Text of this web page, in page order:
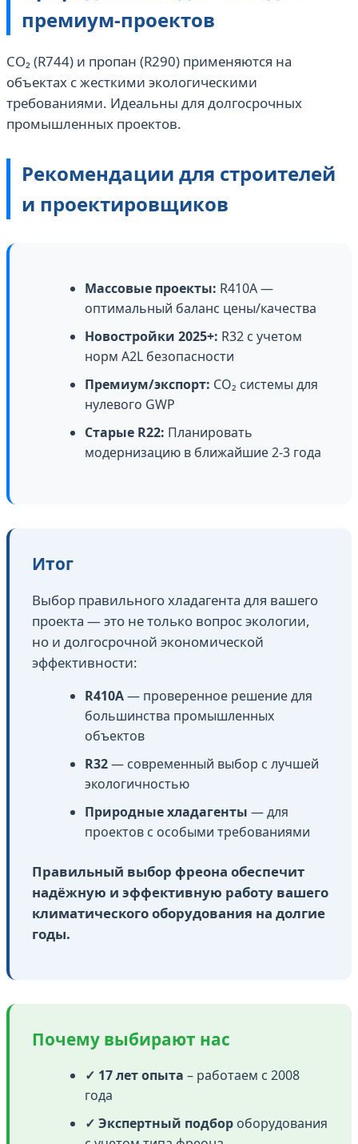
премиум-проектов
CO₂ (R744) и пропан (R290) применяются на
объектах с жесткими экологическими
требованиями. Идеальны для долгосрочных
промышленных проектов.
Рекомендации для строителей
и проектировщиков
Массовые проекты: R410A —
оптимальный баланс цены/качества
Новостройки 2025+: R32 с учетом
норм A2L безопасности
Премиум/экспорт: CO₂ системы для
нулевого GWP
Старые R22: Планировать
модернизацию в ближайшие 2-3 года
Итог
Выбор правильного хладагента для вашего
проекта — это не только вопрос экологии,
но и долгосрочной экономической
эффективности:
R410A— проверенное решение для
большинства промышленных
объектов
R32— современный выбор с лучшей
экологичностью
Природные хладагенты — для
проектов с особыми требованиями
Правильный выбор фреона обеспечит
надёжную и эффективную работу вашего
климатического оборудования на долгие
годы.
Почему выбирают нас
✓ 17 лет опыта – работаем с 2008
года
✓ Экспертный подбор оборудования